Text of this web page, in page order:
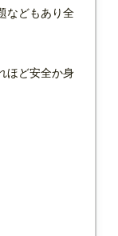
などもあり全
ほど安全か身